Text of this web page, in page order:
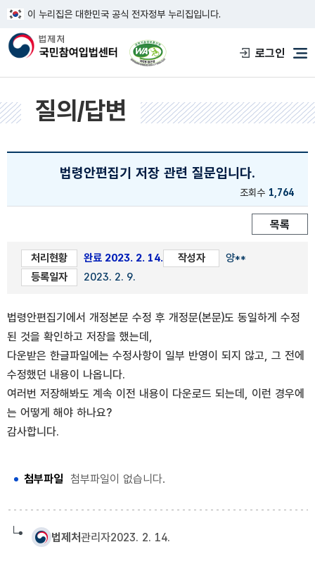
이 누리집은 대한민국 공식 전자정부 누리집입니다.
한국웹접근성인증평가원 웹접근성 사이
로그인
메
질의/답변
법령안편집기 저장 관련 질문입니다.
조회수 1,764
목록
처리현황 완료 2023. 2. 14. 작성자
양**
등록일자
2023. 2. 9.
법령안편집기에서 개정본문 수정 후 개정문(본문)도 동일하게 수정
된 것을 확인하고 저장을 했는데,
다운받은 한글파일에는 수정사항이 일부 반영이 되지 않고, 그 전에
수정했던 내용이 나옵니다.
여러번 저장해봐도 계속 이전 내용이 다운로드 되는데, 이런 경우에
는 어떻게 해야 하나요?
감사합니다.
첨부파일 첨부파일이 없습니다.
법제처관리자2023. 2. 14.